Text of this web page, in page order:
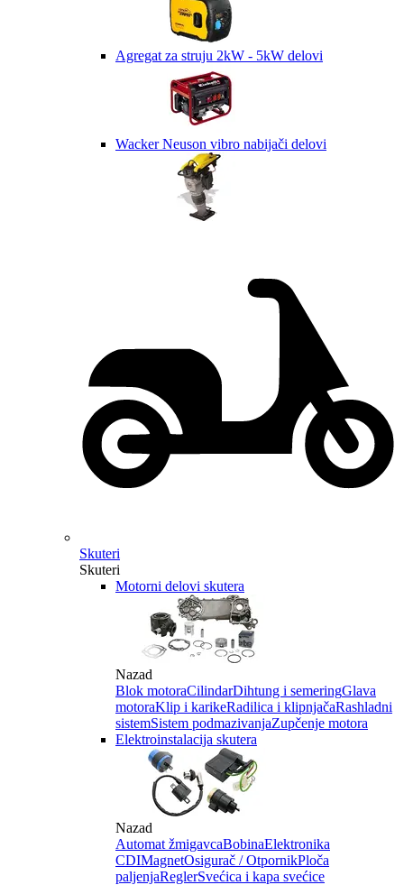
Agregat za struju 2kW - 5kW delovi
Wacker Neuson vibro nabijači delovi
Skuteri
Skuteri
Motorni delovi skutera
Nazad
Blok motoraCilindarDihtung i semeringGlava
motoraKlip i karikeRadilica i klipnjačaRashladni
sistemSistem podmazivanjaZupčenje motora
Elektroinstalacija skutera
Nazad
Automat žmigavcaBobinaElektronika
CDIMagnetOsigurač / OtpornikPloča
paljenjaReglerSvećica i kapa svećice